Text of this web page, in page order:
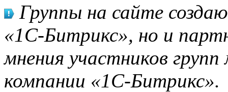
Группы на сайте
«1С-Битрикс», но и
мнения участников
компании «1С-Битрикс».